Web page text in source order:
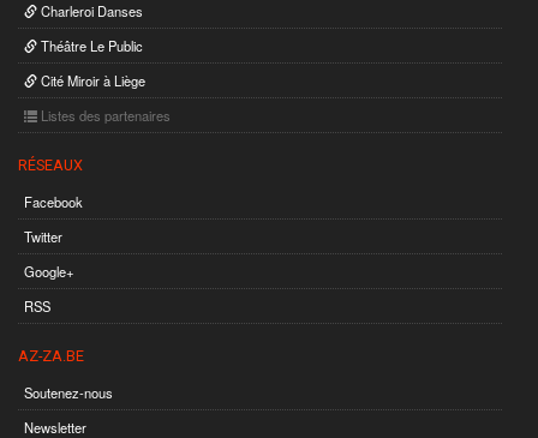
Charleroi Danses
Théâtre Le Public
Cité Miroir à Liège
Listes des partenaires
RÉSEAUX
Facebook
Twitter
Google+
RSS
AZ-ZA.BE
Soutenez-nous
Newsletter